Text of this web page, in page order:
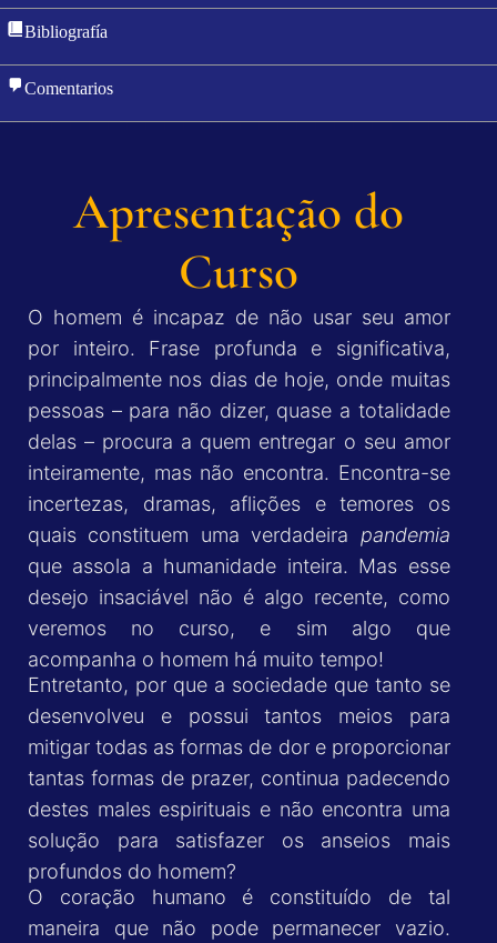
Bibliografía
Comentarios
Apresentação do
Curso
O homem é incapaz de não usar seu amor
por inteiro. Frase profunda e significativa,
principalmente nos dias de hoje, onde muitas
pessoas – para não dizer, quase a totalidade
delas – procura a quem entregar o seu amor
inteiramente, mas não encontra. Encontra-se
incertezas, dramas, aflições e temores os
quais constituem uma verdadeira pandemia
que assola a humanidade inteira. Mas esse
desejo insaciável não é algo recente, como
veremos no curso, e sim algo que
acompanha o homem há muito tempo!
Entretanto, por que a sociedade que tanto se
desenvolveu e possui tantos meios para
mitigar todas as formas de dor e proporcionar
tantas formas de prazer, continua padecendo
destes males espirituais e não encontra uma
solução para satisfazer os anseios mais
profundos do homem?
O coração humano é constituído de tal
maneira que não pode permanecer vazio.